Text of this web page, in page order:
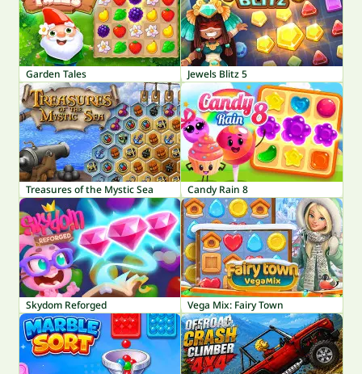
Garden Tales Jewels Blitz 5
Treasures of the Mystic Sea Candy Rain 8
Skydom Reforged Vega Mix: Fairy Town